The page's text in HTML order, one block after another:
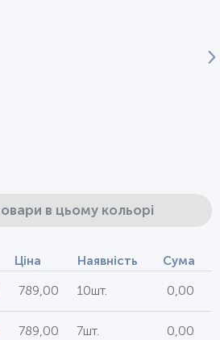
в цьому кольорі
Ціна Наявність Сума
789,00 10шт. 0,00
789,00 7шт. 0,00